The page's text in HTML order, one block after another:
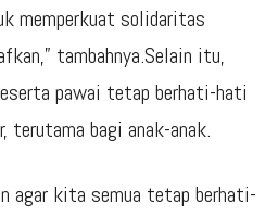
memperkuat solidaritas
tambahnya.Selain itu,
pawai tetap berhati-hati
terutama bagi anak-anak.
agar kita semua tetap berhati-